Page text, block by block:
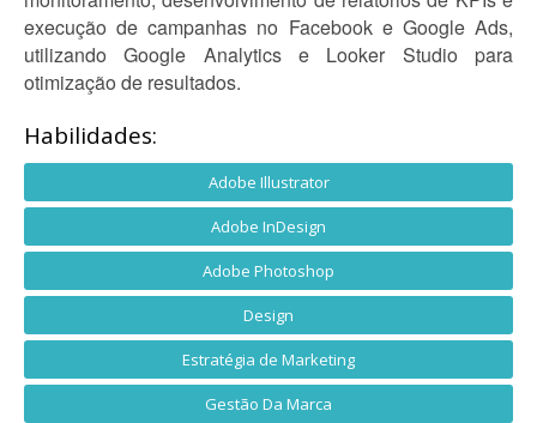
execução de campanhas no Facebook e Google Ads,
utilizando Google Analytics e Looker Studio para
otimização de resultados.
Habilidades:
Adobe Illustrator
Adobe InDesign
Adobe Photoshop
Design
Estratégia de Marketing
Gestão Da Marca